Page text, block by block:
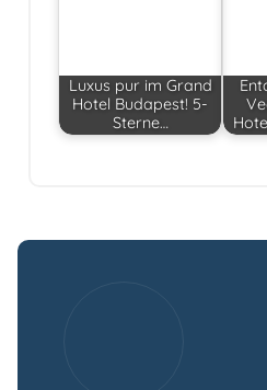
Luxus pur im Grand
Hotel Budapest! 5-
Sterne…